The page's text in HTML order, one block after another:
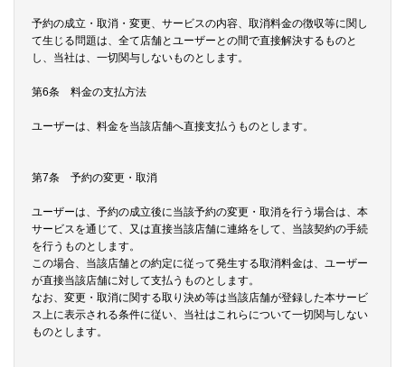
予約の成立・取消・変更、サービスの内容、取消料金の徴収等に関し
て生じる問題は、全て店舗とユーザーとの間で直接解決するものと
し、当社は、一切関与しないものとします。
第6条 料金の支払方法
ユーザーは、料金を当該店舗へ直接支払うものとします。
第7条 予約の変更・取消
ユーザーは、予約の成立後に当該予約の変更・取消を行う場合は、本
サービスを通じて、又は直接当該店舗に連絡をして、当該契約の手続
を行うものとします。
この場合、当該店舗との約定に従って発生する取消料金は、ユーザー
が直接当該店舗に対して支払うものとします。
なお、変更・取消に関する取り決め等は当該店舗が登録した本サービ
ス上に表示される条件に従い、当社はこれらについて一切関与しない
ものとします。